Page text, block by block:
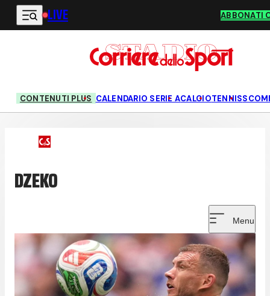
Vai al contenuto principale
LIVE ABBONATI
CONTENUTI PLUS CALENDARIO SERIE ACALCIOTENNIS
DZEKO
Menu